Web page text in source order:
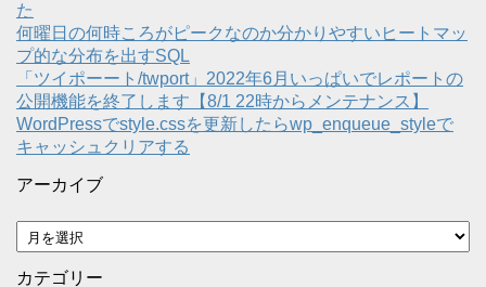
た
何曜日の何時ころがピークなのか分かりやすいヒートマッ
プ的な分布を出すSQL
「ツイポーート/twport」2022年6月いっぱいでレポートの
公開機能を終了します【8/1 22時からメンテナンス】
WordPressでstyle.cssを更新したらwp_enqueue_styleで
キャッシュクリアする
アーカイブ
ア
ー
カ
カテゴリー